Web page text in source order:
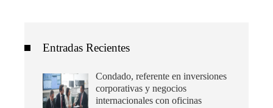
Entradas Recientes
Condado, referente en inversiones
corporativas y negocios
internacionales con oficinas